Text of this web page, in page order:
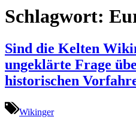
Schlagwort:
Sind die Kelten
ungeklärte Frage
historischen
Wikinger